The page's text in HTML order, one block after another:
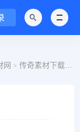
网 > 传奇素材下载